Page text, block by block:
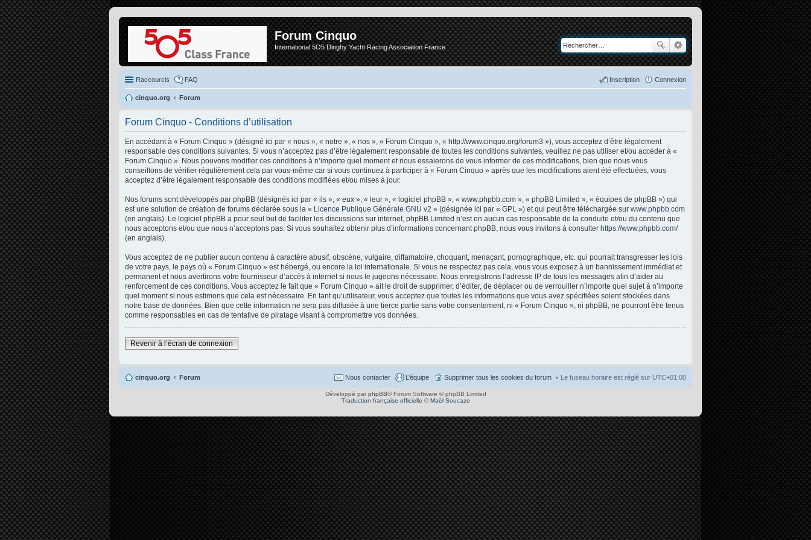
Forum Cinquo
International 5O5 Dinghy Yacht Racing Association France
Raccourcis FAQ Connexion
Inscription
cinquo.org Forum
Forum Cinquo - Conditions d’utilisation
En accédant à « Forum Cinquo » (désigné ici par « nous », « notre », « nos », « Forum Cinquo », « http://www.cinquo.org/forum3 »), vous acceptez d’être légalement
responsable des conditions suivantes. Si vous n’acceptez pas d’être légalement responsable de toutes les conditions suivantes, veuillez ne pas utiliser et/ou accéder à «
Forum Cinquo ». Nous pouvons modifier ces conditions à n’importe quel moment et nous essaierons de vous informer de ces modifications, bien que nous vous
conseillons de vérifier régulièrement cela par vous-même car si vous continuez à participer à « Forum Cinquo » après que les modifications aient été effectuées, vous
acceptez d’être légalement responsable des conditions modifiées et/ou mises à jour.
Nos forums sont développés par phpBB (désignés ici par « ils », « eux », « leur », « logiciel phpBB », « www.phpbb.com », « phpBB Limited », « équipes de phpBB ») qui
est une solution de création de forums déclarée sous la « Licence Publique Générale GNU v2 » (désignée ici par « GPL ») et qui peut être téléchargée sur www.phpbb.com
(en anglais). Le logiciel phpBB a pour seul but de faciliter les discussions sur internet, phpBB Limited n’est en aucun cas responsable de la conduite et/ou du contenu que
nous acceptons et/ou que nous n’acceptons pas. Si vous souhaitez obtenir plus d’informations concernant phpBB, nous vous invitons à consulter https://www.phpbb.com/
(en anglais).
Vous acceptez de ne publier aucun contenu à caractère abusif, obscène, vulgaire, diffamatoire, choquant, menaçant, pornographique, etc. qui pourrait transgresser les lois
de votre pays, le pays où « Forum Cinquo » est hébergé, ou encore la loi internationale. Si vous ne respectez pas cela, vous vous exposez à un bannissement immédiat et
permanent et nous avertirons votre fournisseur d’accès à internet si nous le jugeons nécessaire. Nous enregistrons l’adresse IP de tous les messages afin d’aider au
renforcement de ces conditions. Vous acceptez le fait que « Forum Cinquo » ait le droit de supprimer, d’éditer, de déplacer ou de verrouiller n’importe quel sujet à n’importe
quel moment si nous estimons que cela est nécessaire. En tant qu’utilisateur, vous acceptez que toutes les informations que vous avez spécifiées soient stockées dans
notre base de données. Bien que cette information ne sera pas diffusée à une tierce partie sans votre consentement, ni « Forum Cinquo », ni phpBB, ne pourront être tenus
comme responsables en cas de tentative de piratage visant à compromettre vos données.
Revenir à l’écran de connexion
cinquo.org Forum Le fuseau horaire est réglé sur UTC+01:00
Supprimer tous les cookies du forum
L’équipe
Nous contacter
Développé par phpBB® Forum Software © phpBB Limited
Traduction française officielle ©Maël Soucaze